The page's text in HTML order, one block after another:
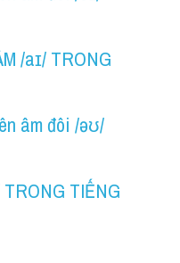
/aɪ/ TRONG
âm đôi /əʊ/
TIẾNG